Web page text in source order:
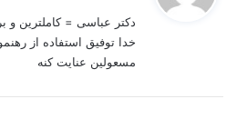
:
دکتر عباسی = کاملترین و
خدا توفیق استفاده از
مسعولین عنایت کنه